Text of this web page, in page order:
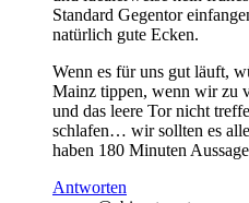
Standard Gegentor
natürlich gute Ecken.
Wenn es für uns gut läuft,
Mainz tippen, wenn wir zu
und das leere Tor nicht
schlafen… wir sollten es
haben 180 Minuten
Antworten